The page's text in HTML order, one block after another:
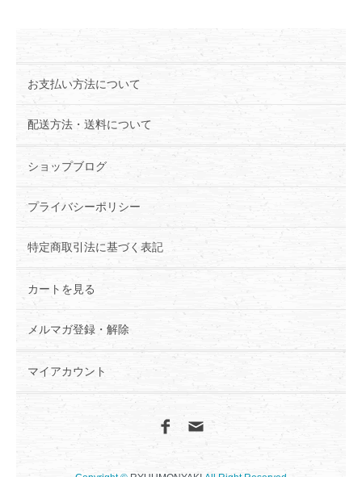
お支払い方法について
配送方法・送料について
ショップブログ
プライバシーポリシー
特定商取引法に基づく表記
カートを見る
メルマガ登録・解除
マイアカウント